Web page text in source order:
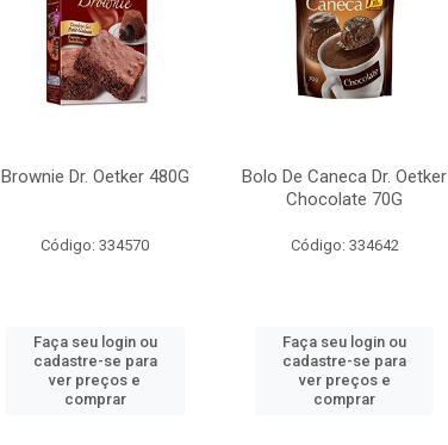
Brownie Dr. Oetker 480G
Código: 334570
Faça seu login ou
cadastre-se para
ver preços e
comprar
Bolo De Caneca Dr. Oetker
Chocolate 70G
Código: 334642
Faça seu login ou
cadastre-se para
ver preços e
comprar